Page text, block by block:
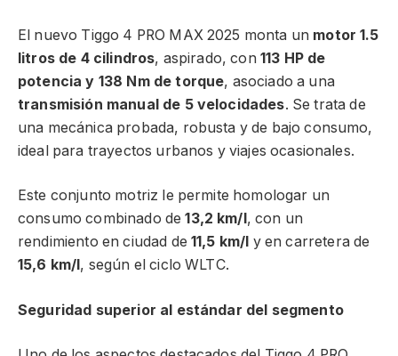
El nuevo Tiggo 4 PRO MAX 2025 monta un motor 1.5
litros de 4 cilindros, aspirado, con 113 HP de
potencia y 138 Nm de torque, asociado a una
transmisión manual de 5 velocidades. Se trata de
una mecánica probada, robusta y de bajo consumo,
ideal para trayectos urbanos y viajes ocasionales.
Este conjunto motriz le permite homologar un
consumo combinado de13,2 km/l, con un
rendimiento en ciudad de 11,5 km/l y en carretera de
15,6 km/l, según el ciclo WLTC.
Seguridad superior al estándar del segmento